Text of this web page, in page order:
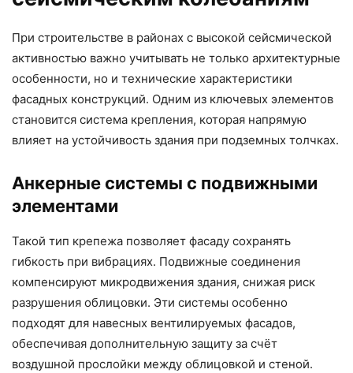
При строительстве в районах с высокой сейсмической
активностью важно учитывать не только архитектурные
особенности, но и технические характеристики
фасадных конструкций. Одним из ключевых элементов
становится система крепления, которая напрямую
влияет на устойчивость здания при подземных толчках.
Анкерные системы с подвижными
элементами
Такой тип крепежа позволяет фасаду сохранять
гибкость при вибрациях. Подвижные соединения
компенсируют микродвижения здания, снижая риск
разрушения облицовки. Эти системы особенно
подходят для навесных вентилируемых фасадов,
обеспечивая дополнительную защиту за счёт
воздушной прослойки между облицовкой и стеной.